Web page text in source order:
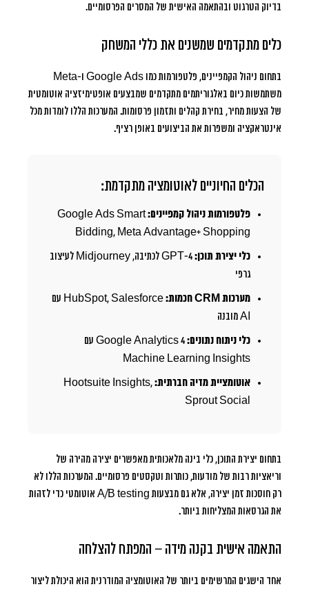
בדיוק הטרגוט ובהתאמה האישית של המסרים הפרסומיים.
כלים מתקדמים שמשנים את כללי המשחק
בתחום ניהול הקמפיינים, פלטפורמות כמו Google Ads ו-Meta
משתמשות כיום באלגוריתמים מתקדמים שמבצעים אופטימיזציה אוטומטית
של הצעות מחיר, בחירת קהלים ותזמון פרסומות. המערכות הללו לומדות מכל
אינטראקציה ומשפרות את הביצועים באופן רציף.
הכלים החיוניים לאוטומציה מתקדמת:
פלטפורמות ניהול קמפיינים:Google Ads Smart
Bidding, Meta Advantage+ Shopping
כלי יצירת תוכן:
GPT-4 לכתיבה, Midjourney לעיצוב
גרפי
מערכות CRM חכמות:
HubSpot, Salesforce עם
AI מובנה
כלי ניתוח נתונים:
Google Analytics 4 עם
Machine Learning Insights
אוטומציית מדיה חברתית:Hootsuite Insights,
Sprout Social
בתחום יצירת התוכן, כלי בינה מלאכותית מאפשרים יצירה מהירה של
וריאציות רבות של מודעות, כותרות וטקסטים פרסומיים. המערכות הללו לא
רק חוסכות זמן יצירה, אלא גם מבצעות A/B testing אוטומטי כדי לזהות
את הגרסאות המצליחות ביותר.
התאמה אישית בקנה מידה – המפתח להצלחה
אחד הישגים המרשימים ביותר של האוטומציה המודרנית הוא היכולת ליצור